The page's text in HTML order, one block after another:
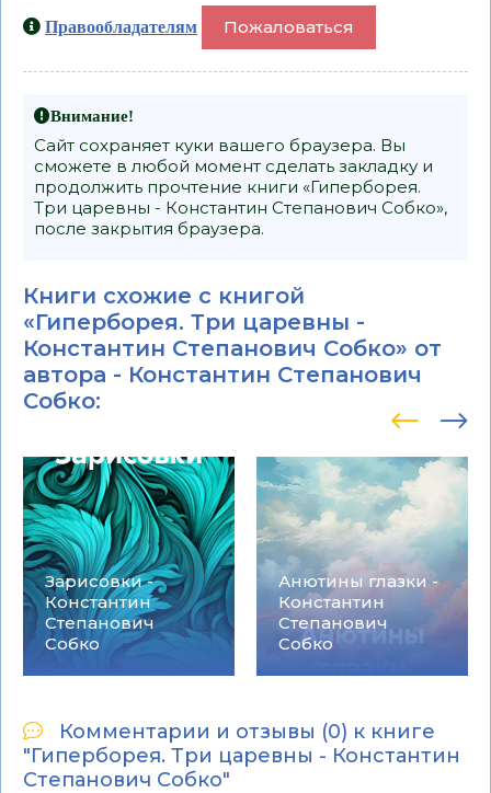
Правообладателям Пожаловаться
Внимание!
Сайт сохраняет куки вашего браузера. Вы
сможете в любой момент сделать закладку и
продолжить прочтение книги «Гиперборея.
Три царевны - Константин Степанович Собко»,
после закрытия браузера.
Книги схожие с книгой
«Гиперборея. Три царевны -
Константин Степанович Собко» от
автора - Константин Степанович
Собко:
Зарисовки -
Константин
Степанович
Собко
Анютины глазки -
Константин
Степанович
Собко
Комментарии и отзывы (0) к книге
"Гиперборея. Три царевны - Константин
Степанович Собко"